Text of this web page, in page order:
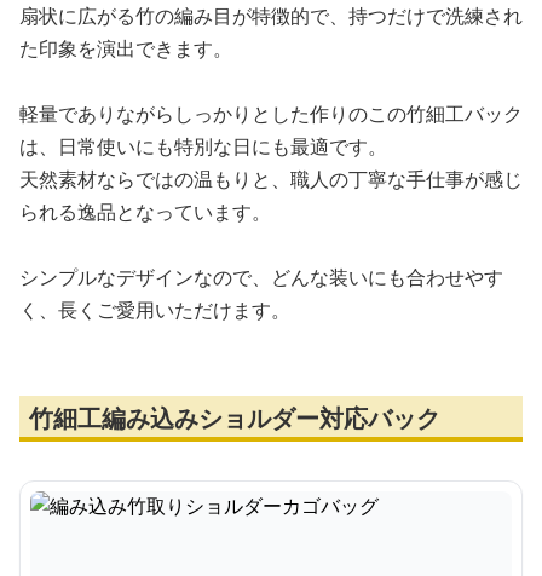
扇状に広がる竹の編み目が特徴的で、持つだけで洗練され
た印象を演出できます。
軽量でありながらしっかりとした作りのこの竹細工バック
は、日常使いにも特別な日にも最適です。
天然素材ならではの温もりと、職人の丁寧な手仕事が感じ
られる逸品となっています。
シンプルなデザインなので、どんな装いにも合わせやす
く、長くご愛用いただけます。
竹細工編み込みショルダー対応バック